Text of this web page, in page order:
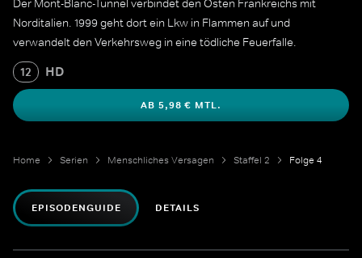
Der Mont-Blanc-Tunnel verbindet den Osten Frankreichs mit
Norditalien. 1999 geht dort ein Lkw in Flammen auf und
verwandelt den Verkehrsweg in eine tödliche Feuerfalle.
12 HD
AB 5,98 € MTL.
Home Serien Menschliches Versagen Staffel 2 Folge 4
EPISODENGUIDE DETAILS